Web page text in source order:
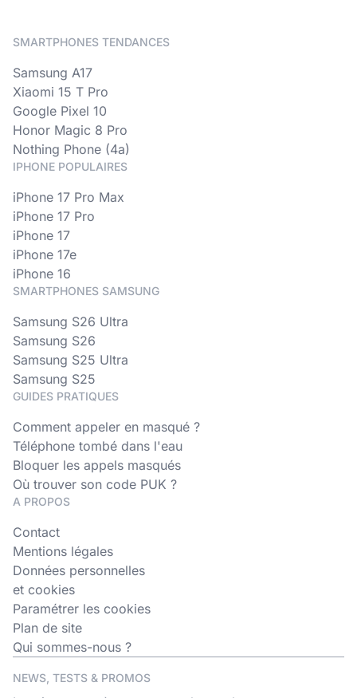
SMARTPHONES TENDANCES
Samsung A17
Xiaomi 15 T Pro
Google Pixel 10
Honor Magic 8 Pro
Nothing Phone (4a)
IPHONE POPULAIRES
iPhone 17 Pro Max
iPhone 17 Pro
iPhone 17
iPhone 17e
iPhone 16
SMARTPHONES SAMSUNG
Samsung S26 Ultra
Samsung S26
Samsung S25 Ultra
Samsung S25
GUIDES PRATIQUES
Comment appeler en masqué ?
Téléphone tombé dans l'eau
Bloquer les appels masqués
Où trouver son code PUK ?
A PROPOS
Contact
Mentions légales
Données personnelles
et cookies
Paramétrer les cookies
Plan de site
Qui sommes-nous ?
NEWS, TESTS & PROMOS